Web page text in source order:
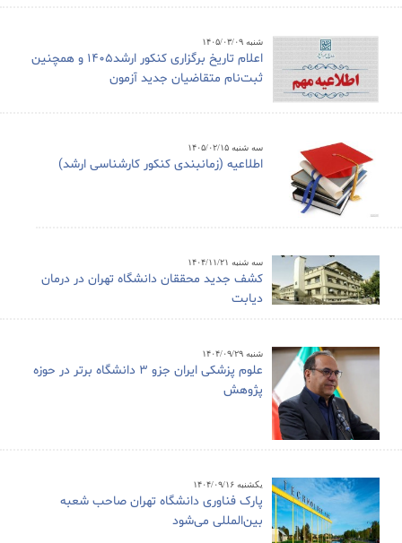
شنبه ۱۴۰۵/۰۳/۰۹
اعلام تاریخ برگزاری کنکور ارشد1405 و همچنین
ثبت‌نام متقاضیان جدید آزمون
سه شنبه ۱۴۰۵/۰۲/۱۵
اطلاعیه (زمانبندی کنکور کارشناسی ارشد)
سه شنبه ۱۴۰۴/۱۱/۲۱
کشف جدید محققان دانشگاه تهران در درمان
دیابت
شنبه ۱۴۰۴/۰۹/۲۹
علوم پزشکی ایران جزو ۳ دانشگاه برتر در حوزه
پژوهش
یکشنبه ۱۴۰۴/۰۹/۱۶
پارک فناوری دانشگاه تهران صاحب شعبه
بین‌المللی می‌شود